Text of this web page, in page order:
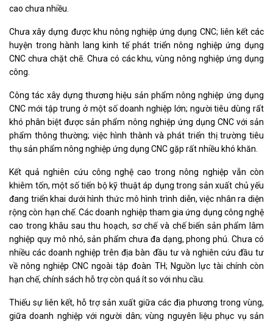
cao chưa nhiều.
Chưa xây dựng được khu nông nghiệp ứng dụng CNC; liên kết các
huyện trong hành lang kinh tế phát triển nông nghiệp ứng dụng
CNC chưa chặt chẽ. Chưa có các khu, vùng nông nghiệp ứng dụng
công.
Công tác xây dựng thương hiệu sản phẩm nông nghiệp ứng dụng
CNC mới tập trung ở một số doanh nghiệp lớn; người tiêu dùng rất
khó phân biệt được sản phẩm nông nghiệp ứng dụng CNC với sản
phẩm thông thường; việc hình thành và phát triển thị trường tiêu
thụ sản phẩm nông nghiệp ứng dụng CNC gặp rất nhiều khó khăn.
Kết quả nghiên cứu công nghệ cao trong nông nghiệp vẫn còn
khiêm tốn, một số tiến bộ kỹ thuật áp dụng trong sản xuất chủ yếu
đang triển khai dưới hình thức mô hình trình diễn, việc nhân ra diện
rộng còn hạn chế. Các doanh nghiệp tham gia ứng dụng công nghệ
cao trong khâu sau thu hoạch, sơ chế và chế biến sản phẩm lâm
nghiệp quy mô nhỏ, sản phẩm chưa đa dạng, phong phú. Chưa có
nhiều các doanh nghiệp trên địa bàn đầu tư và nghiên cứu đầu tư
về nông nghiệp CNC ngoài tập đoàn TH; Nguồn lực tài chính còn
hạn chế, chính sách hỗ trợ còn quá ít so với nhu cầu.
Thiếu sự liên kết, hỗ trợ sản xuất giữa các địa phương trong vùng,
giữa doanh nghiệp với người dân; vùng nguyên liệu phục vụ sản